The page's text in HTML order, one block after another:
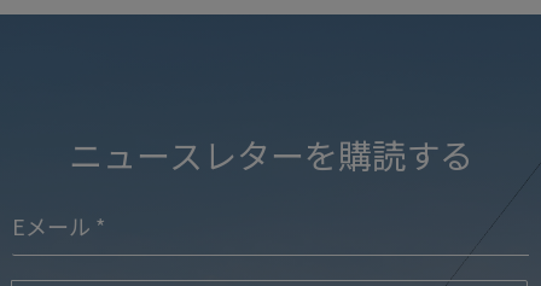
ニュースレターを購読する